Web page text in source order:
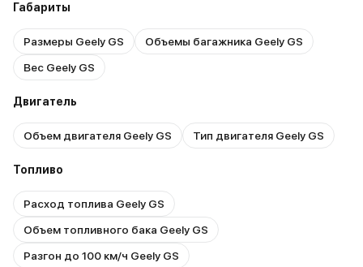
Габариты
Размеры Geely GS
Объемы багажника Geely GS
Вес Geely GS
Двигатель
Объем двигателя Geely GS Тип двигателя Geely GS
Топливо
Расход топлива Geely GS
Объем топливного бака Geely GS
Разгон до 100 км/ч Geely GS